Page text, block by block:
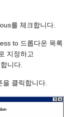
를 체크합니다.
to 드롭다운 목록
지정하고
니다.
클릭합니다.